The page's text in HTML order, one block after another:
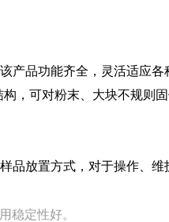
产品功能齐全，灵活适应
，可对粉末、大块不规则固
品放置方式，对于操作、
稳定性好。